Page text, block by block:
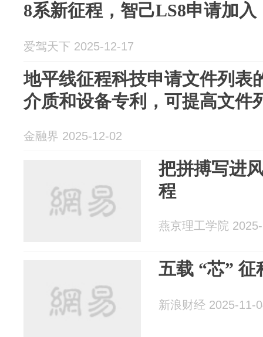
8系新征程，智己LS8申请加入
爱驾天下 2025-12-17
地平线征程科技申请文件列表
介质和设备专利，可提高文件
金融界 2025-12-02
把拼搏写进
程
燕京理工学院
五载 “芯” 征
新浪财经 2025-11-